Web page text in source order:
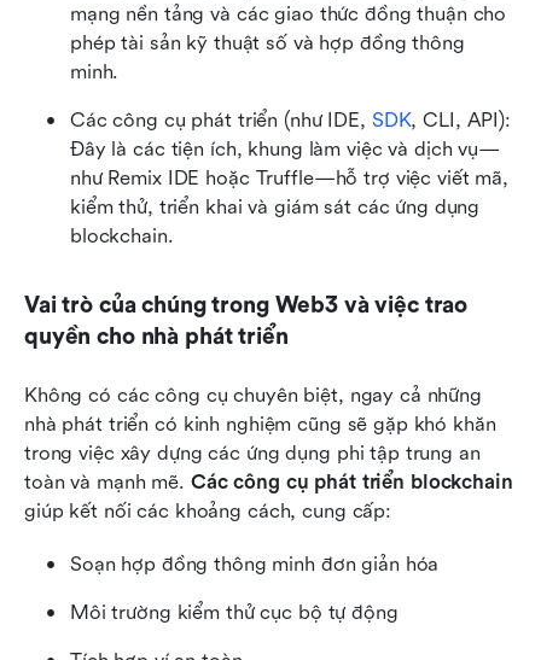
mạng nền tảng và các giao thức đồng thuận cho
phép tài sản kỹ thuật số và hợp đồng thông
minh.
Các công cụ phát triển (như IDE, SDK, CLI, API):
Đây là các tiện ích, khung làm việc và dịch vụ—
như Remix IDE hoặc Truffle—hỗ trợ việc viết mã,
kiểm thử, triển khai và giám sát các ứng dụng
blockchain.
Vai trò của chúng trong Web3 và việc trao
quyền cho nhà phát triển
Không có các công cụ chuyên biệt, ngay cả những
nhà phát triển có kinh nghiệm cũng sẽ gặp khó khăn
trong việc xây dựng các ứng dụng phi tập trung an
toàn và mạnh mẽ. Các công cụ phát triển blockchain
giúp kết nối các khoảng cách, cung cấp:
Soạn hợp đồng thông minh đơn giản hóa
Môi trường kiểm thử cục bộ tự động